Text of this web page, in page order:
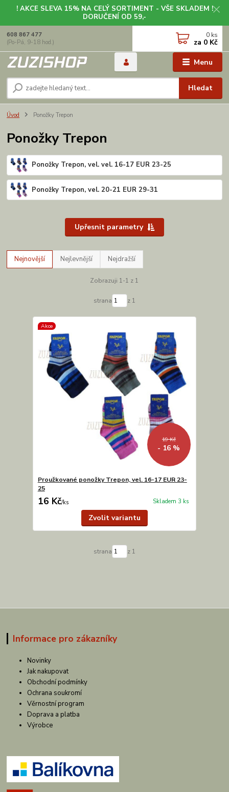
! AKCE SLEVA 15% NA CELÝ SORTIMENT - VŠE SKLADEM !
DORUČENÍ OD 59,-
Menu
Hledat
608 867 477
(Po-Pá, 9-18 hod.)
0 ks
za 0 Kč
Úvod Ponožky Trepon
Ponožky Trepon
Ponožky Trepon, vel. vel. 16-17 EUR 23-25
Ponožky Trepon, vel. 20-21 EUR 29-31
Upřesnit parametry
Nejnovější Nejlevnější Nejdražší
Zobrazuji 1-1 z 1
strana z 1
Akce
19 Kč
- 16 %
Proužkované ponožky Trepon, vel. 16-17 EUR 23-
25
16 Kč/ks Skladem 3 ks
Zvolit variantu
strana z 1
Informace pro zákazníky
Novinky
Jak nakupovat
Obchodní podmínky
Ochrana soukromí
Věrnostní program
Doprava a platba
Výrobce